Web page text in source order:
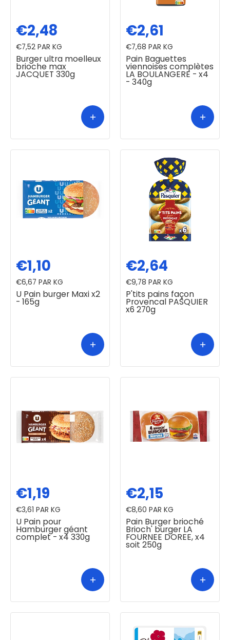
Burger ultra moelleux
brioche max
JACQUET 330g
€2,48
€7,52 PAR KG
Pain Baguettes
viennoises complètes
LA BOULANGERE - x4
- 340g
€2,61
€7,68 PAR KG
U Pain burger Maxi x2
- 165g
€1,10
€6,67 PAR KG
P'tits pains façon
Provencal PASQUIER
x6 270g
€2,64
€9,78 PAR KG
U Pain pour
Hamburger géant
complet - x4 330g
€1,19
€3,61 PAR KG
Pain Burger brioché
Brioch' burger LA
FOURNEE DOREE, x4
soit 250g
€2,15
€8,60 PAR KG